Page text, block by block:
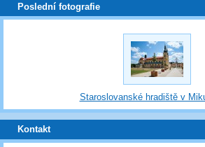
Poslední fotografie
Staroslovanské hradiště v
Kontakt